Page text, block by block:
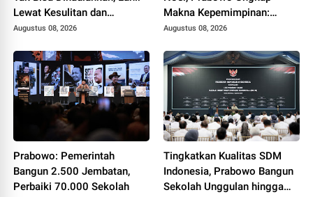
Lewat Kesulitan dan
Keberanian
Augustus 08, 2026
Makna Kepemimpinan:
Bekerja, Cintai Rakyat &
Augustus 08, 2026
Prabowo: Pemerintah
Bangun 2.500 Jembatan,
Perbaiki 70.000 Sekolah
Tingkatkan Kualitas SDM
Indonesia, Prabowo Bangun
Sekolah Unggulan hingga